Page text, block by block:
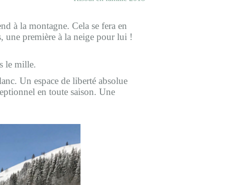
à la montagne. Cela se fera en
une première à la neige pour lui !
le mille.
Un espace de liberté absolue
en toute saison. Une